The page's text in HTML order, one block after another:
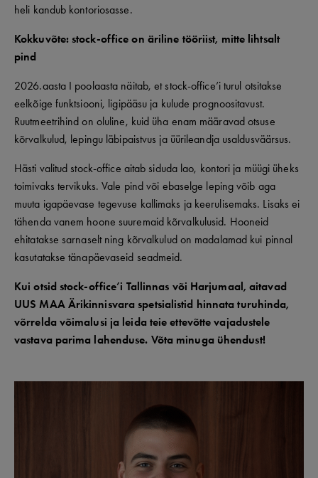
heli kandub kontoriosasse.
Kokkuvõte: stock-office on äriline tööriist, mitte lihtsalt
pind
2026.aasta I poolaasta näitab, et stock-office’i turul otsitakse
eelkõige funktsiooni, ligipääsu ja kulude prognoositavust.
Ruutmeetrihind on oluline, kuid üha enam määravad otsuse
kõrvalkulud, lepingu läbipaistvus ja üürileandja usaldusväärsus.
Hästi valitud stock-office aitab siduda lao, kontori ja müügi üheks
toimivaks tervikuks. Vale pind või ebaselge leping võib aga
muuta igapäevase tegevuse kallimaks ja keerulisemaks. Lisaks ei
tähenda vanem hoone suuremaid kõrvalkulusid. Hooneid
ehitatakse sarnaselt ning kõrvalkulud on madalamad kui pinnal
kasutatakse tänapäevaseid seadmeid.
Kui otsid stock-office’i Tallinnas või Harjumaal, aitavad
UUS MAA Ärikinnisvara spetsialistid hinnata turuhinda,
võrrelda võimalusi ja leida teie ettevõtte vajadustele
vastava parima lahenduse. Võta minuga ühendust!